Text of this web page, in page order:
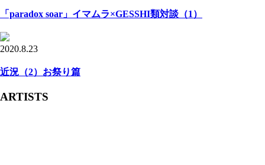
「paradox soar」イマムラ×GESSHI類対談（1）
2020.8.23
近況（2）お祭り篇
ARTISTS